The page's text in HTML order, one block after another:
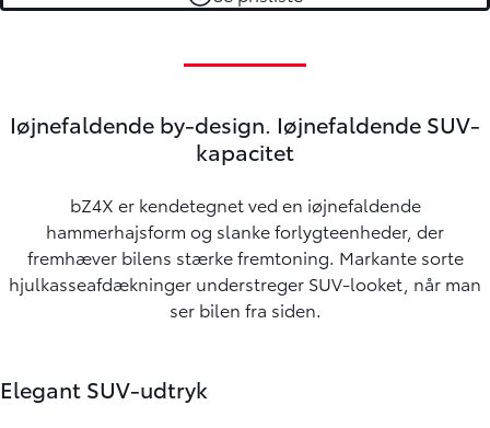
Iøjnefaldende by-design. Iøjnefaldende SUV-
kapacitet
bZ4X er kendetegnet ved en iøjnefaldende
hammerhajsform og slanke forlygteenheder, der
fremhæver bilens stærke fremtoning. Markante sorte
hjulkasseafdækninger understreger SUV-looket, når man
ser bilen fra siden.
Elegant SUV-udtryk